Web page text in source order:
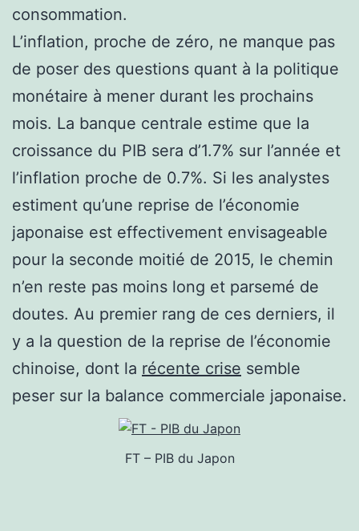
consommation.
L’inflation, proche de zéro, ne manque pas
de poser des questions quant à la politique
monétaire à mener durant les prochains
mois. La banque centrale estime que la
croissance du PIB sera d’1.7% sur l’année et
l’inflation proche de 0.7%. Si les analystes
estiment qu’une reprise de l’économie
japonaise est effectivement envisageable
pour la seconde moitié de 2015, le chemin
n’en reste pas moins long et parsemé de
doutes. Au premier rang de ces derniers, il
y a la question de la reprise de l’économie
chinoise, dont la récente crise semble
peser sur la balance commerciale japonaise.
FT – PIB du Japon